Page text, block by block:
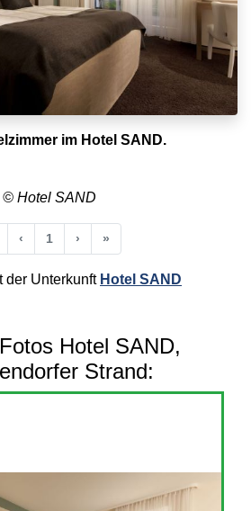
im Hotel SAND.
© Hotel SAND
Anfang
‹ Vorherige
1 › Nächste
»
der Unterkunft Hotel SAND
Hotel SAND,
Strand: